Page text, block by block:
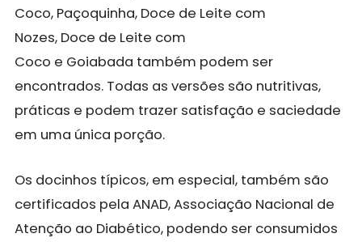
Coco, Paçoquinha, Doce de Leite com
Nozes, Doce de Leite com
Coco e Goiabada também podem ser
encontrados. Todas as versões são nutritivas,
práticas e podem trazer satisfação e saciedade
em uma única porção.
Os docinhos típicos, em especial, também são
certificados pela ANAD, Associação Nacional de
Atenção ao Diabético, podendo ser consumidos